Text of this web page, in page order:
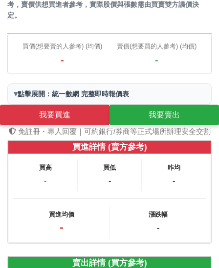
考，賣價供想買進者參考，實際股價與張數需由買賣雙方議價決
定。
買價(想要賣的人參考) (均價)
-
賣價(想要買的人參考) (均價)
-
▾點擊展開：統一數網 完整即時報價表
我要買進
我要賣出
免註冊・專人回覆｜可約銀行/券商等正式場所辦理安全交割
買進詳情 (賣方參考)
買高
-
買低
-
昨均
-
買進均價
-
漲跌幅
-
賣出詳情 (買方參考)